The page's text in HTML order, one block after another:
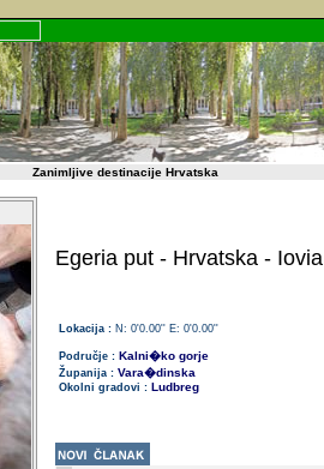
Zanimljive destinacije Hrvatska
Egeria put - Hrvatska - Iovia
Lokacija : N: 0'0.00'' E: 0'0.00''
Područje : Kalni�ko gorje
Županija : Vara�dinska
Okolni gradovi : Ludbreg